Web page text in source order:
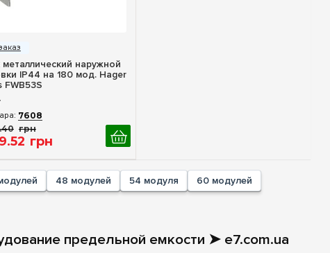
наружной
IP44 на 180 мод. Hager
FWB53S
7608
40 грн
.52 грн
48 модулей 54 модуля
60 модулей
предельной емкости ➤ e7.com.ua